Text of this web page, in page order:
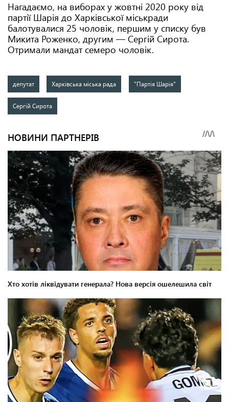
Нагадаємо, на виборах у жовтні 2020 року від
партії Шарія до Харківської міськради
балотувалися 25 чоловік, першим у списку був
Микита Роженко, другим — Сергій Сирота.
Отримали мандат семеро чоловік.
депутат Харківська міська рада "Партія Шарія"
Сергій Сирота